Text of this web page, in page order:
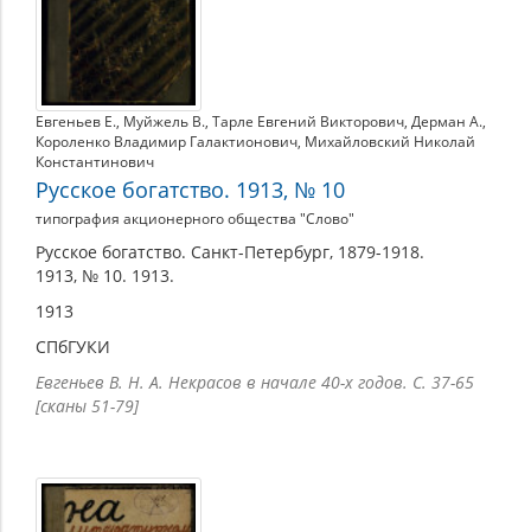
Евгеньев Е., Муйжель В., Тарле Евгений Викторович, Дерман А.,
Короленко Владимир Галактионович, Михайловский Николай
Константинович
Русское богатство. 1913, № 10
типография акционерного общества "Слово"
Русское богатство. Санкт-Петербург, 1879-1918.
1913, № 10. 1913.
1913
СПбГУКИ
Евгеньев В. Н. А. Некрасов в начале 40-х годов. С. 37-65
[сканы 51-79]